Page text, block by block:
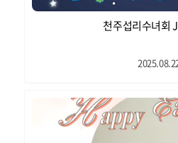
천주섭리수녀회